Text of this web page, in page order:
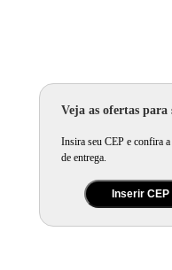
Veja as ofertas para
Insira seu CEP e confira
de entrega.
Inserir CEP